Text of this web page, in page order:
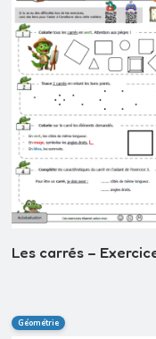
Les carrés –
Géométrie